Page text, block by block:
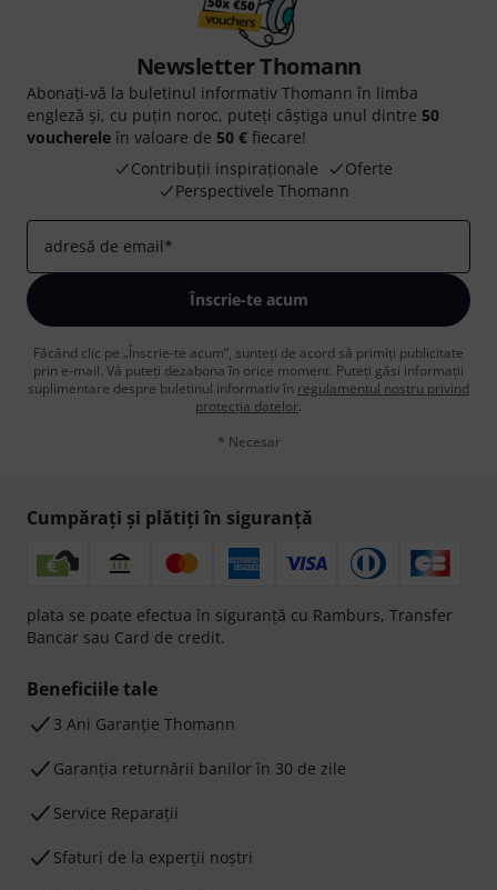
Newsletter Thomann
Abonați-vă la buletinul informativ Thomann în limba
engleză și, cu puțin noroc, puteți câștiga unul dintre 50
voucherele în valoare de 50 € fiecare!
Contribuții inspiraționale
Oferte
Perspectivele Thomann
adresă de email*
Înscrie-te acum
Făcând clic pe „Înscrie-te acum”, sunteți de acord să primiți publicitate
prin e-mail. Vă puteți dezabona în orice moment. Puteți găsi informații
suplimentare despre buletinul informativ în regulamentul nostru privind
protecția datelor.
* Necesar
Cumpărați și plătiți în siguranță
plata se poate efectua în siguranță cu Ramburs, Transfer
Bancar sau Card de credit.
Beneficiile tale
3 Ani Garanție Thomann
Garanţia returnării banilor în 30 de zile
Service Reparații
Sfaturi de la experții noștri